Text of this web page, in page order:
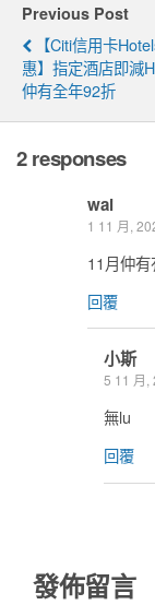
Previous Post
【Citi信用卡
惠】指定酒店即減
仲有全年92折
2 responses
wai
1 11 月,
11月仲
回覆
小斯
5 11 月,
無lu
回覆
發佈留言